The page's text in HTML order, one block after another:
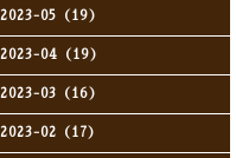
2023-05（19）
2023-04（19）
2023-03（16）
2023-02（17）